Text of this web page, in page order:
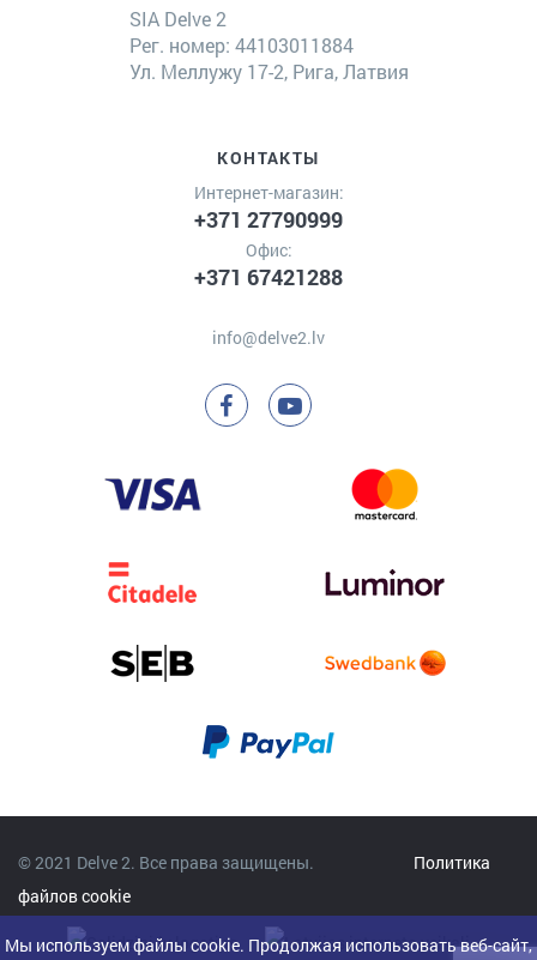
SIA Delve 2
Рег. номер: 44103011884
Ул. Меллужу 17-2, Рига, Латвия
КОНТАКТЫ
Интернет-магазин:
+371 27790999
Офис:
+371 67421288
info@delve2.lv
© 2021 Delve 2. Все права защищены.
Политика
файлов cookie
Мы используем файлы cookie. Продолжая использовать веб-сайт,